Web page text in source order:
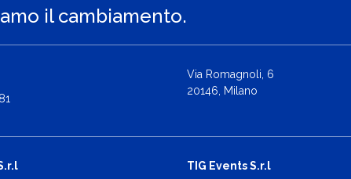
il cambiamento.
Via Romagnoli, 6
20146, Milano
TIG Events S.r.l